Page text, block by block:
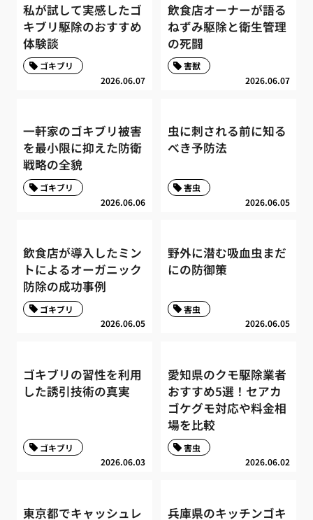
私が試して実感したゴ
キブリ駆除のおすすめ
体験談
2026.06.07
ゴキブリ
飲食店オーナーが語る
ねずみ駆除と衛生管理
の死闘
2026.06.07
害獣
一軒家のゴキブリ被害
を最小限に抑えた防衛
戦略の全貌
2026.06.06
ゴキブリ
虫に刺される前に知る
べき予防法
2026.06.05
害虫
飲食店が導入したミン
トによるオーガニック
防除の成功事例
2026.06.05
ゴキブリ
野外に潜む吸血虫まだ
にの防御策
2026.06.05
害虫
ゴキブリの習性を利用
した誘引技術の真実
2026.06.03
ゴキブリ
愛知県のクモ駆除業者
おすすめ5選！セアカ
ゴケグモ対応や料金相
場を比較
2026.06.02
害虫
東京都でキャッシュレ
兵庫県のキッチンゴキ